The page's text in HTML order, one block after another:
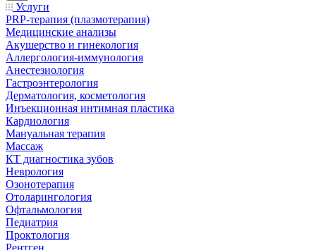
Услуги
PRP-терапия (плазмотерапия)
Медицинские анализы
Акушерство и гинекология
Аллергология-иммунология
Анестезиология
Гастроэнтерология
Дерматология, косметология
Инъекционная интимная пластика
Кардиология
Мануальная терапия
Массаж
КТ диагностика зубов
Неврология
Озонотерапия
Отоларингология
Офтальмология
Педиатрия
Проктология
Рентген